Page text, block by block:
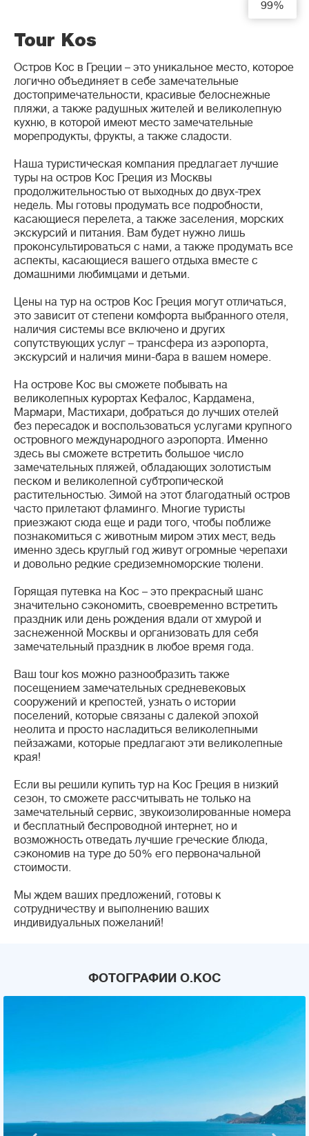
99%
Tour Kos
Остров Кос в Греции – это уникальное место, которое
логично объединяет в себе замечательные
достопримечательности, красивые белоснежные
пляжи, а также радушных жителей и великолепную
кухню, в которой имеют место замечательные
морепродукты, фрукты, а также сладости.
Наша туристическая компания предлагает лучшие
туры на остров Кос Греция из Москвы
продолжительностью от выходных до двух-трех
недель. Мы готовы продумать все подробности,
касающиеся перелета, а также заселения, морских
экскурсий и питания. Вам будет нужно лишь
проконсультироваться с нами, а также продумать все
аспекты, касающиеся вашего отдыха вместе с
домашними любимцами и детьми.
Цены на тур на остров Кос Греция могут отличаться,
это зависит от степени комфорта выбранного отеля,
наличия системы все включено и других
сопутствующих услуг – трансфера из аэропорта,
экскурсий и наличия мини-бара в вашем номере.
На острове Кос вы сможете побывать на
великолепных курортах Кефалос, Кардамена,
Мармари, Мастихари, добраться до лучших отелей
без пересадок и воспользоваться услугами крупного
островного международного аэропорта. Именно
здесь вы сможете встретить большое число
замечательных пляжей, обладающих золотистым
песком и великолепной субтропической
растительностью. Зимой на этот благодатный остров
часто прилетают фламинго. Многие туристы
приезжают сюда еще и ради того, чтобы поближе
познакомиться с животным миром этих мест, ведь
именно здесь круглый год живут огромные черепахи
и довольно редкие средиземноморские тюлени.
Горящая путевка на Кос – это прекрасный шанс
значительно сэкономить, своевременно встретить
праздник или день рождения вдали от хмурой и
заснеженной Москвы и организовать для себя
замечательный праздник в любое время года.
Ваш tour kos можно разнообразить также
посещением замечательных средневековых
сооружений и крепостей, узнать о истории
поселений, которые связаны с далекой эпохой
неолита и просто насладиться великолепными
пейзажами, которые предлагают эти великолепные
края!
Если вы решили купить тур на Кос Греция в низкий
сезон, то сможете рассчитывать не только на
замечательный сервис, звукоизолированные номера
и бесплатный беспроводной интернет, но и
возможность отведать лучшие греческие блюда,
сэкономив на туре до 50% его первоначальной
стоимости.
Мы ждем ваших предложений, готовы к
сотрудничеству и выполнению ваших
индивидуальных пожеланий!
ФОТОГРАФИИ О.КОС